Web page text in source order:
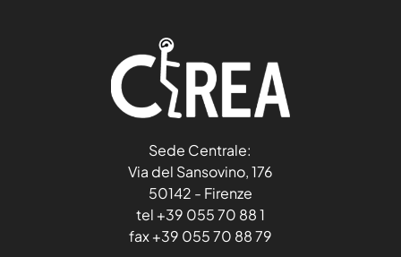
Sede Centrale:
Via del Sansovino, 176
50142 - Firenze
tel +39 055 70 88 1
fax +39 055 70 88 79